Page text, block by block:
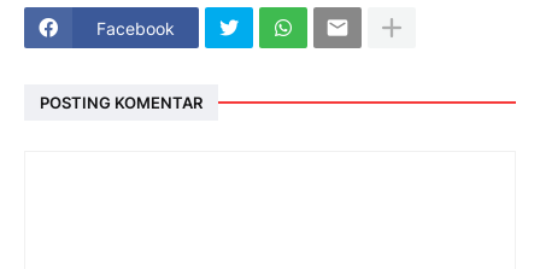
Facebook
POSTING KOMENTAR